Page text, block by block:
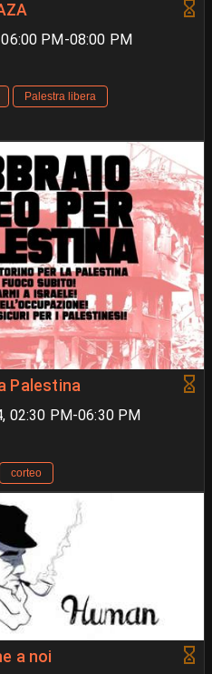
PM-08:00 PM
Palestra libera
Palestina
02:30 PM-06:30 PM
corteo
a noi